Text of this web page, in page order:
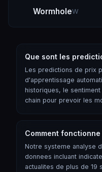
WormholeW
Que sont les
Les predictions de prix
d'apprentissage
historiques, le
chain pour prevoir les
Comment
Notre systeme analyse
donnees incluant
actualites de plus de 19